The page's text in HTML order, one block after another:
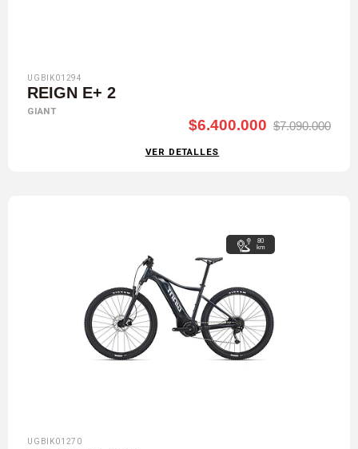
UGBIK01294
REIGN E+ 2
GIANT
$6.400.000 $7.090.000
VER DETALLES
80
km
UGBIK01270